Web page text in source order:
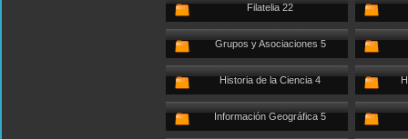
Filatelia 22
Grupos y Asociaciones 5
Historia de la Ciencia 4
Información Geográfica 5